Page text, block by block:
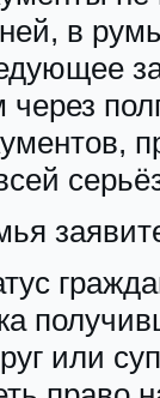
в
через
или